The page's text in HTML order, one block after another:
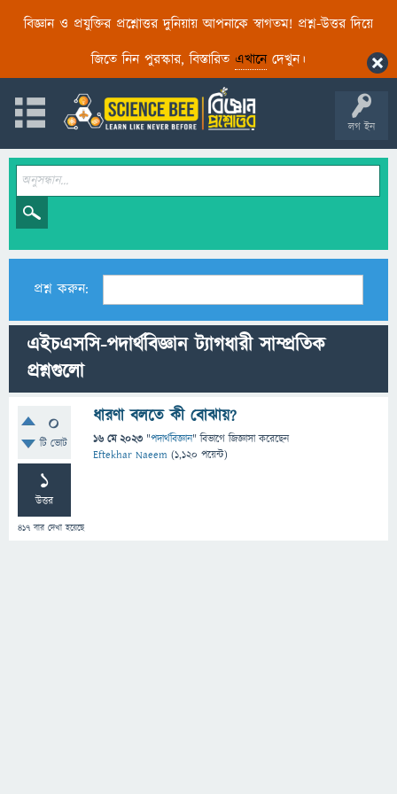
বিজ্ঞান ও প্রযুক্তির প্রশ্নোত্তর দুনিয়ায় আপনাকে স্বাগতম! প্রশ্ন-উত্তর দিয়ে
জিতে নিন পুরস্কার, বিস্তারিত এখানেদেখুন।
লগ ইন
প্রশ্ন করুন:
এইচএসসি-পদার্থবিজ্ঞান ট্যাগধারী সাম্প্রতিক
প্রশ্নগুলো
0
টি ভোট
1
উত্তর
417 বার দেখা হয়েছে
ধারণা বলতে কী বোঝায়?
16 মে 2023 "পদার্থবিজ্ঞান" বিভাগে জিজ্ঞাসাকরেছেন
Eftekhar Naeem (1,120 পয়েন্ট)